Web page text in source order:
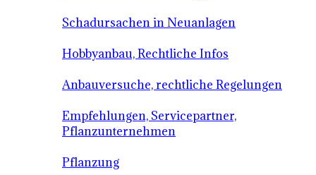
Schadursachen in Neuanlagen
Hobbyanbau, Rechtliche Infos
Anbauversuche, rechtliche Regelungen
Empfehlungen, Servicepartner,
Pflanzunternehmen
Pflanzung